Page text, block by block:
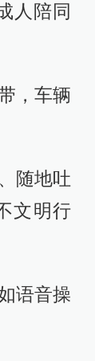
人陪同
，车辆
随地吐
文明行
语音操